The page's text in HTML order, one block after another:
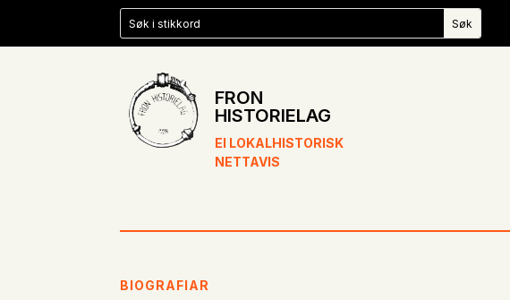
FRON
HISTORIELAG
EI LOKALHISTORISK
NETTAVIS
BIOGRAFIAR